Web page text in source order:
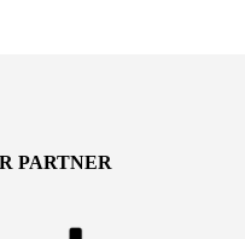
PARTNER